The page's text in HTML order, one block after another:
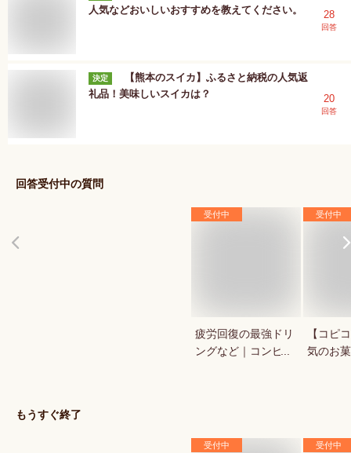
人気などおいしいおすすめを教えてください。
28
回答
決定
【熊本のスイカ】ふるさと納税の人気返
礼品！美味しいスイカは？
20
回答
回答受付中の質問
受付中
疲労回復の最強ドリ
ングなど｜コンビ
受付中
【コピ
気のお
もうすぐ終了
受付中 受付中